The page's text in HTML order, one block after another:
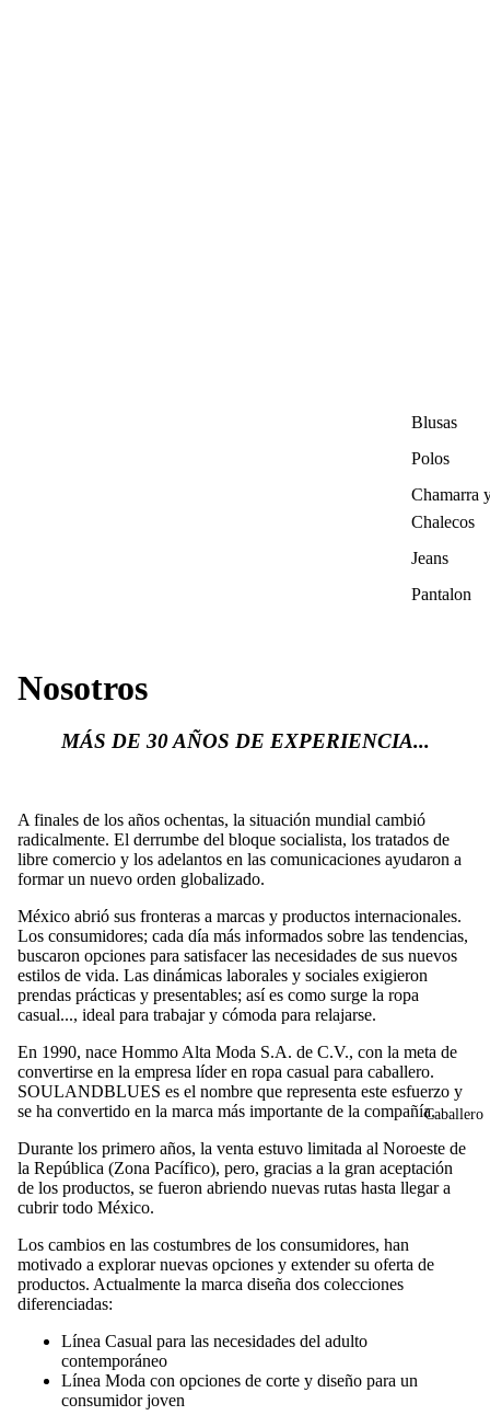
Blusas
Polos
Chamarra
Chalecos
Jeans
Pantalon
Caballero
Nosotros
MÁS DE 30 AÑOS DE EXPERIENCIA...
A finales de los años ochentas, la situación mundial cambió
radicalmente. El derrumbe del bloque socialista, los tratados de
libre comercio y los adelantos en las comunicaciones ayudaron a
formar un nuevo orden globalizado.
México abrió sus fronteras a marcas y productos internacionales.
Los consumidores; cada día más informados sobre las tendencias,
buscaron opciones para satisfacer las necesidades de sus nuevos
estilos de vida. Las dinámicas laborales y sociales exigieron
prendas prácticas y presentables; así es como surge la ropa
casual..., ideal para trabajar y cómoda para relajarse.
En 1990, nace Hommo Alta Moda S.A. de C.V., con la meta de
convertirse en la empresa líder en ropa casual para caballero.
SOULANDBLUES es el nombre que representa este esfuerzo y
se ha convertido en la marca más importante de la compañía.
Durante los primero años, la venta estuvo limitada al Noroeste de
la República (Zona Pacífico), pero, gracias a la gran aceptación
de los productos, se fueron abriendo nuevas rutas hasta llegar a
cubrir todo México.
Los cambios en las costumbres de los consumidores, han
motivado a explorar nuevas opciones y extender su oferta de
productos. Actualmente la marca diseña dos colecciones
diferenciadas:
Línea Casual para las necesidades del adulto
contemporáneo
Línea Moda con opciones de corte y diseño para un
consumidor joven